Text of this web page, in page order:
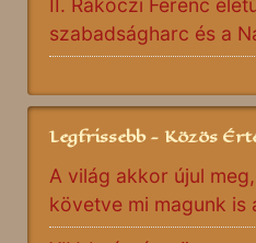
II. Rákóczi Ferenc
szabadságharc és a
Legfrissebb - Közös
A világ akkor újul
követve mi magunk is